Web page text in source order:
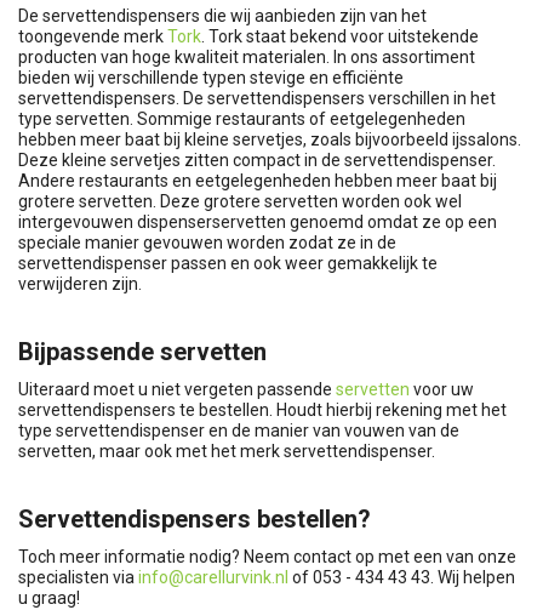
De servettendispensers die wij aanbieden zijn van het
toongevende merkTork . Tork staat bekend voor uitstekende
producten van hoge kwaliteit materialen. In ons assortiment
bieden wij verschillende typen stevige en efficiënte
servettendispensers. De servettendispensers verschillen in het
type servetten. Sommige restaurants of eetgelegenheden
hebben meer baat bij kleine servetjes, zoals bijvoorbeeld ijssalons.
Deze kleine servetjes zitten compact in de servettendispenser.
Andere restaurants en eetgelegenheden hebben meer baat bij
grotere servetten. Deze grotere servetten worden ook wel
intergevouwen dispenserservetten genoemd omdat ze op een
speciale manier gevouwen worden zodat ze in de
servettendispenser passen en ook weer gemakkelijk te
verwijderen zijn.
Bijpassende servetten
Uiteraard moet u niet vergeten passende servetten voor uw
servettendispensers te bestellen. Houdt hierbij rekening met het
type servettendispenser en de manier van vouwen van de
servetten, maar ook met het merk servettendispenser.
Servettendispensers bestellen?
Toch meer informatie nodig? Neem contact op met een van onze
specialisten via info@carellurvink.nl of 053 - 434 43 43. Wij helpen
u graag!